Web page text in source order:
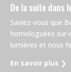
De la suite dans
Saviez-vous que
homologuées
lumières et nous
En savoir plus ❯